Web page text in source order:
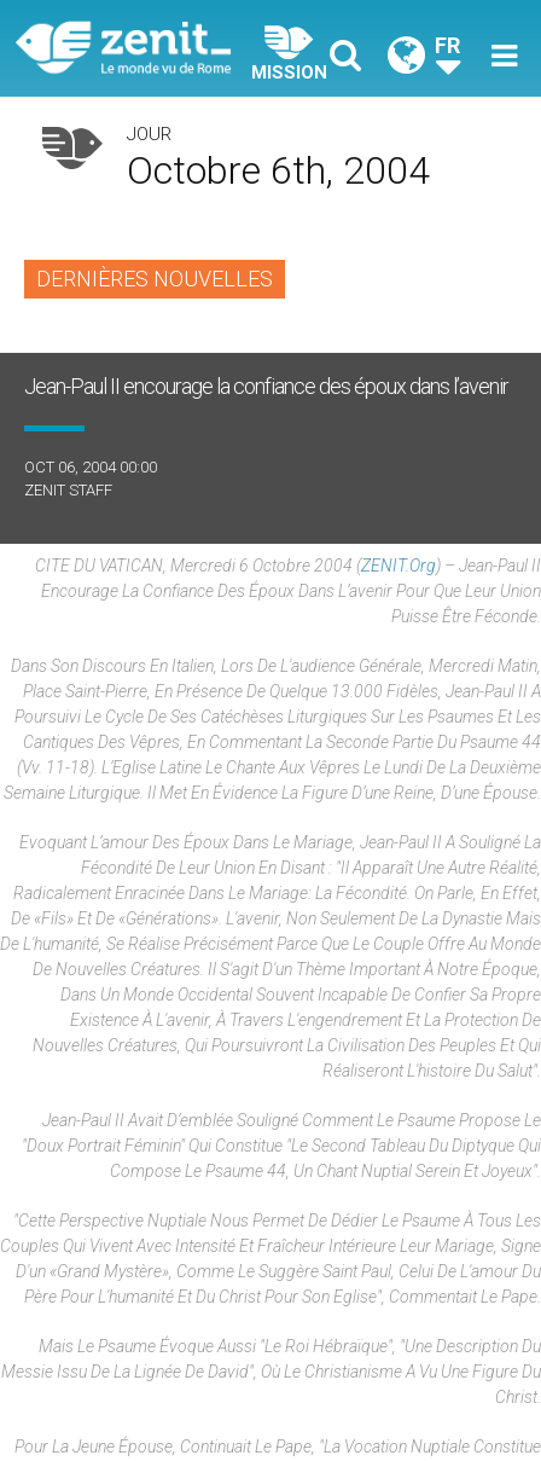
MISSION
FR
JOUR
Octobre 6th, 2004
DERNIÈRES NOUVELLES
Jean-Paul II encourage la confiance des époux dans l’avenir
OCT 06, 2004 00:00
ZENIT STAFF
CITE DU VATICAN, Mercredi 6 Octobre 2004 (ZENIT.org) – Jean-Paul II
Encourage La Confiance Des Époux Dans L’avenir Pour Que Leur Union
Puisse Être Féconde.
Dans Son Discours En Italien, Lors De L'audience Générale, Mercredi Matin,
Place Saint-Pierre, En Présence De Quelque 13.000 Fidèles, Jean-Paul II A
Poursuivi Le Cycle De Ses Catéchèses Liturgiques Sur Les Psaumes Et Les
Cantiques Des Vêpres, En Commentant La Seconde Partie Du Psaume 44
(vv. 11-18). L’Eglise Latine Le Chante Aux Vêpres Le Lundi De La Deuxième
Semaine Liturgique. Il Met En Évidence La Figure D’une Reine, D’une Épouse.
Evoquant L’amour Des Époux Dans Le Mariage, Jean-Paul II A Souligné La
Fécondité De Leur Union En Disant : "Il Apparaît Une Autre Réalité,
Radicalement Enracinée Dans Le Mariage: La Fécondité. On Parle, En Effet,
De «fils» Et De «générations». L'avenir, Non Seulement De La Dynastie Mais
De L'humanité, Se Réalise Précisément Parce Que Le Couple Offre Au Monde
De Nouvelles Créatures. Il S'agit D'un Thème Important À Notre Époque,
Dans Un Monde Occidental Souvent Incapable De Confier Sa Propre
Existence À L'avenir, À Travers L'engendrement Et La Protection De
Nouvelles Créatures, Qui Poursuivront La Civilisation Des Peuples Et Qui
Réaliseront L'histoire Du Salut".
Jean-Paul II Avait D’emblée Souligné Comment Le Psaume Propose Le
"doux Portrait Féminin" Qui Constitue "le Second Tableau Du Diptyque Qui
Compose Le Psaume 44, Un Chant Nuptial Serein Et Joyeux".
"Cette Perspective Nuptiale Nous Permet De Dédier Le Psaume À Tous Les
Couples Qui Vivent Avec Intensité Et Fraîcheur Intérieure Leur Mariage, Signe
D'un «grand Mystère», Comme Le Suggère Saint Paul, Celui De L'amour Du
Père Pour L'humanité Et Du Christ Pour Son Eglise", Commentait Le Pape.
Mais Le Psaume Évoque Aussi "le Roi Hébraïque", "une Description Du
Messie Issu De La Lignée De David", Où Le Christianisme A Vu Une Figure Du
Christ.
Pour La Jeune Épouse, Continuait Le Pape, "la Vocation Nuptiale Constitue